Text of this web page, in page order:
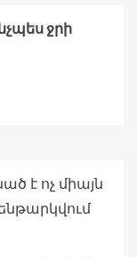
ջրի
է ոչ միայն